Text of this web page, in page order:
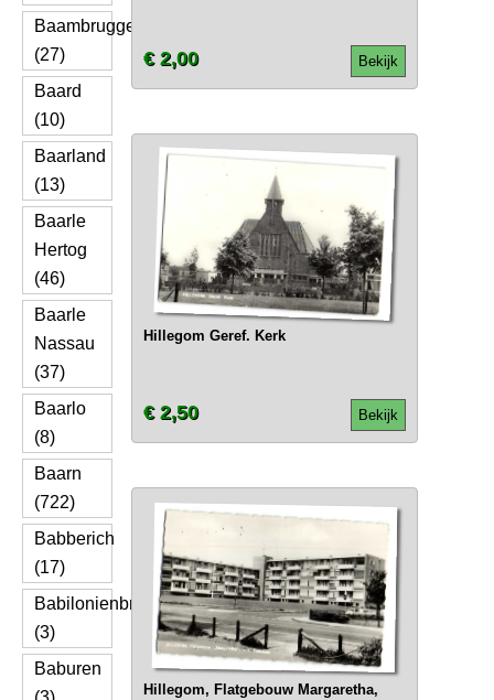
Baambrugge
(27)
Baard
(10)
Baarland
(13)
Baarle
Hertog
(46)
Baarle
Nassau
(37)
Baarlo
(8)
Baarn
(722)
Babberich
(17)
Babilonienbroek
(3)
Baburen
Bekijk
€ 2,00
Hillegom Geref. Kerk
Bekijk
€ 2,50
Hillegom, Flatgebouw Margaretha,